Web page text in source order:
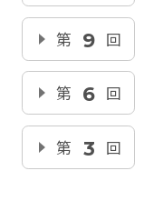
第 9 回
第 6 回
第 3 回